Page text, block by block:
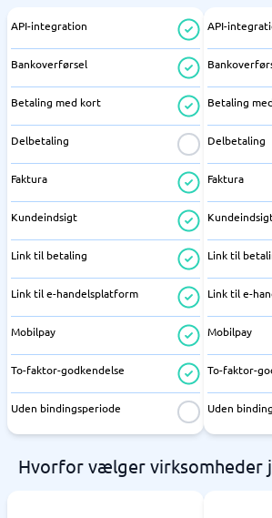
API-integration
Bankoverførsel
Betaling med kort
Delbetaling
Faktura
Kundeindsigt
Link til betaling
Link til e-handelsplatform
Mobilpay
To-faktor-godkendelse
Uden bindingsperiode
API-
Betaling
Delbetaling
Faktura
Link til
Link til e-
Mobilpay
To-faktor-
Uden
Hvorfor vælger virksomheder